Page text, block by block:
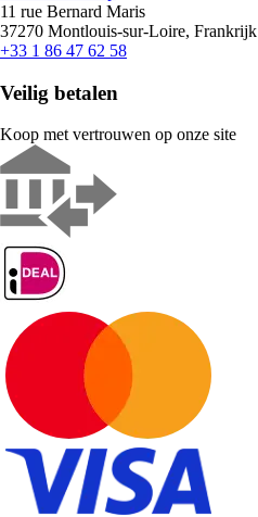
11 rue Bernard Maris
37270 Montlouis-sur-Loire, Frankrijk
+33 1 86 47 62 58
Veilig betalen
Koop met vertrouwen op onze site